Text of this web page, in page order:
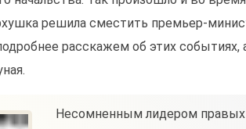
решила сместить премьер-
расскажем об этих событиях,
Несомненным лидером